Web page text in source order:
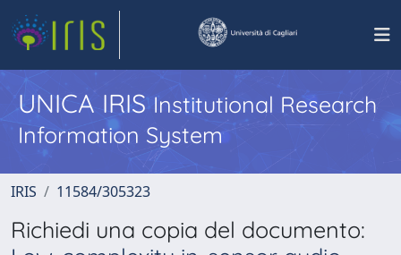
UNICA IRISInstitutional Research
Information System
IRIS 11584/305323
Richiedi una copia del documento: